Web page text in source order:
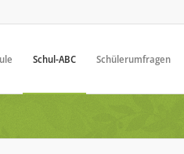
Schul-ABC Schülerumfragen